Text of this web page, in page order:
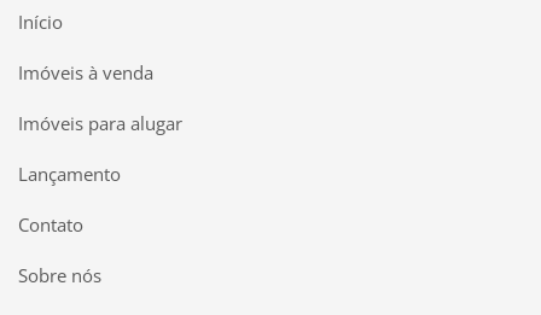
Início
Imóveis à venda
Imóveis para alugar
Lançamento
Contato
Sobre nós